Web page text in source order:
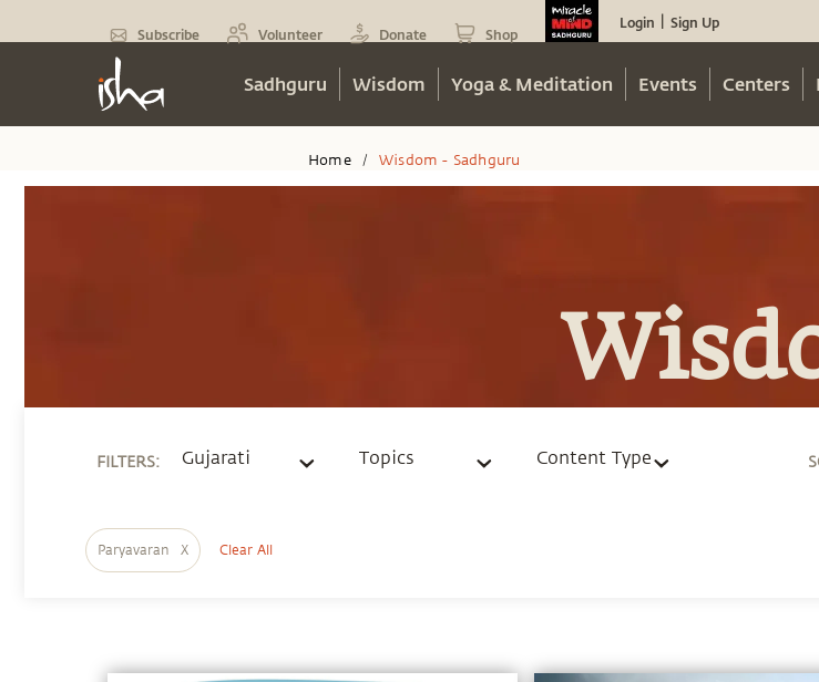
Subscribe Volunteer Donate Shop
Login Sign Up
Sadhguru Wisdom Yoga & Meditation Events Centers
Home / Wisdom - Sadhguru
FILTERS: Gujarati Topics Content Type
Paryavaran X Clear All